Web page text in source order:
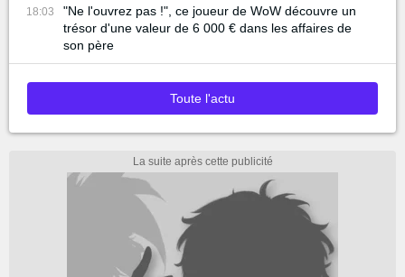
18:03
"Ne l'ouvrez pas !", ce joueur de WoW découvre un
trésor d'une valeur de 6 000 € dans les affaires de
son père
Toute l'actu